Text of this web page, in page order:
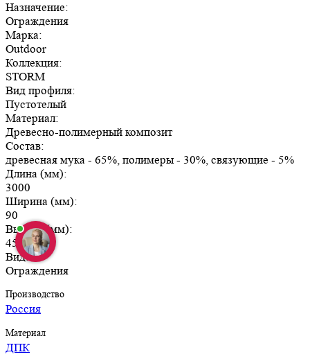
Назначение:
Ограждения
Марка:
Outdoor
Коллекция:
STORM
Вид профиля:
Пустотелый
Материал:
Древесно-полимерный композит
Состав:
древесная мука - 65%, полимеры - 30%, связующие - 5%
Длина (мм):
3000
Ширина (мм):
90
Высота (мм):
45
Вид:
Ограждения
Производство
Россия
Материал
ДПК